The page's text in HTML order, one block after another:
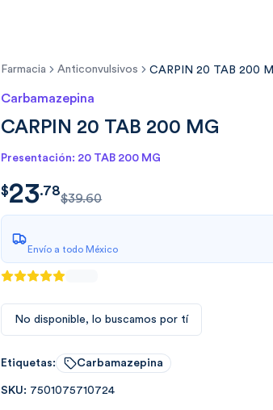
Farmacia Anticonvulsivos CARPIN 20 TAB 200
Carbamazepina
CARPIN 20 TAB 200 MG
Presentación: 20 TAB 200 MG
$23.780400234461
$23.78
$39.60
Envío a todo México
No disponible, lo buscamos por tí
Etiquetas: Carbamazepina
SKU: 7501075710724